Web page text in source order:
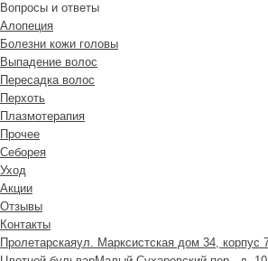
Вопросы и ответы
Алопеция
Болезни кожи головы
Выпадение волос
Пересадка волос
Перхоть
Плазмотерапия
Прочее
Себорея
Уход
Акции
Отзывы
Контакты
Пролетарскаяул. Марксистская дом 34, корпус